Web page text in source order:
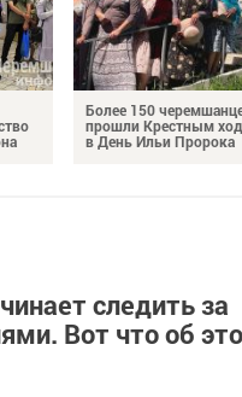
Более 150
прошли Крестным
в День Ильи Пророка
следить за
Вот что об